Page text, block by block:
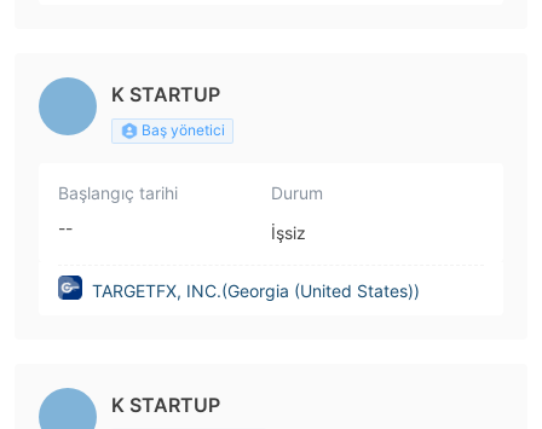
K STARTUP
Baş yönetici
Başlangıç tarihi
--
Durum
İşsiz
TARGETFX, INC.(Georgia (United States))
K STARTUP